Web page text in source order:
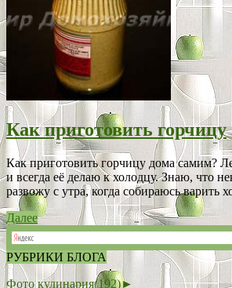
Как приготовить горчицу
Как приготовить горчицу дома самим?
и всегда её делаю к холодцу. Знаю, что
развожу с утра, когда собираюсь варить
Далее
РУБРИКИ БЛОГА
Фото кулинария(192)►